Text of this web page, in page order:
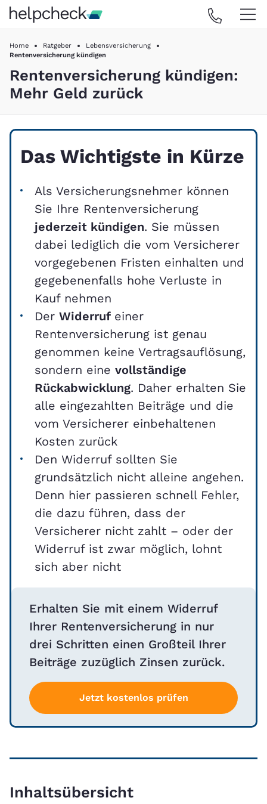
Home Ratgeber
Lebensversicherung
Rentenversicherung kündigen
Rentenversicherung kündigen:
Mehr Geld zurück
Das Wichtigste in Kürze
Als Versicherungsnehmer können
Sie Ihre Rentenversicherung
jederzeit kündigen. Sie müssen
dabei lediglich die vom Versicherer
vorgegebenen Fristen einhalten und
gegebenenfalls hohe Verluste in
Kauf nehmen
Der Widerruf einer
Rentenversicherung ist genau
genommen keine Vertragsauflösung,
sondern eine vollständige
Rückabwicklung. Daher erhalten Sie
alle eingezahlten Beiträge und die
vom Versicherer einbehaltenen
Kosten zurück
Den Widerruf sollten Sie
grundsätzlich nicht alleine angehen.
Denn hier passieren schnell Fehler,
die dazu führen, dass der
Versicherer nicht zahlt – oder der
Widerruf ist zwar möglich, lohnt
sich aber nicht
Erhalten Sie mit einem Widerruf
Ihrer Rentenversicherung in nur
drei Schritten einen Großteil Ihrer
Beiträge zuzüglich Zinsen zurück.
Jetzt kostenlos prüfen
Inhaltsübersicht